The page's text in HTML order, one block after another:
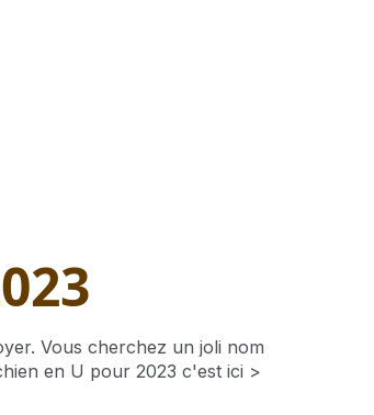
Vous cherchez un joli nom
en U pour 2023 c'est ici >